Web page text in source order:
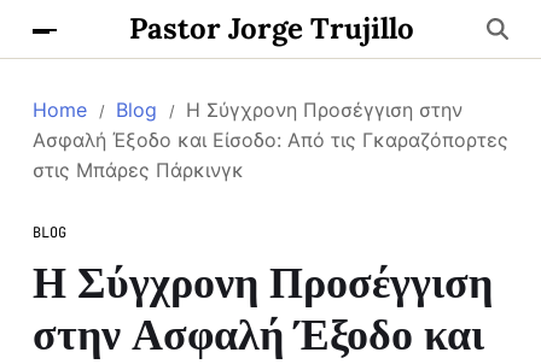
Pastor Jorge Trujillo
Home Blog
Η Σύγχρονη Προσέγγιση στην
Ασφαλή Έξοδο και Είσοδο: Από τις Γκαραζόπορτες
στις Μπάρες Πάρκινγκ
BLOG
Η Σύγχρονη Προσέγγιση
στην Ασφαλή Έξοδο και